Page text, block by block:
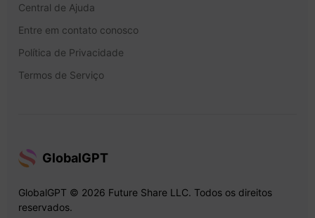
Central de Ajuda
Entre em contato conosco
Política de Privacidade
Termos de Serviço
GlobalGPT
GlobalGPT © 2026 Future Share LLC. Todos os direitos
reservados.